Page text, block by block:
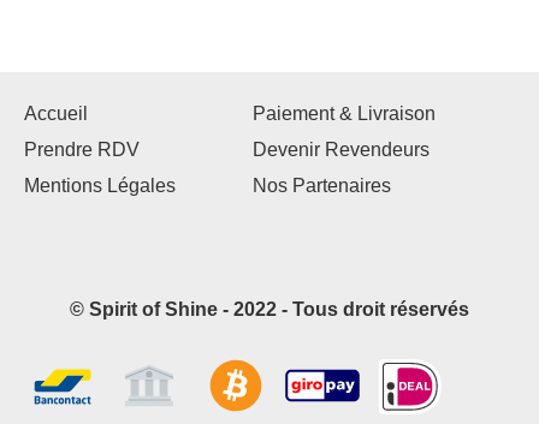
Accueil
Paiement & Livraison
Prendre RDV
Devenir Revendeurs
Mentions Légales
Nos Partenaires
© Spirit of Shine - 2022 - Tous droit réservés